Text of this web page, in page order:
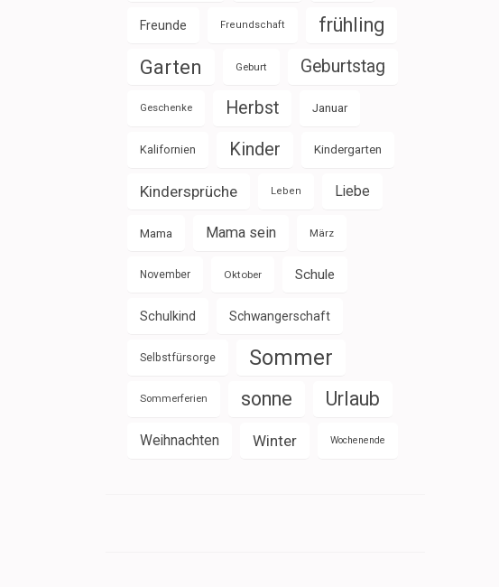
Freunde Freundschaft frühling
Garten Geburt Geburtstag
Geschenke Herbst Januar
Kalifornien Kinder Kindergarten
Kindersprüche Leben Liebe
Mama Mama sein März
November Oktober Schule
Schulkind Schwangerschaft
Selbstfürsorge Sommer
Sommerferien sonne Urlaub
Weihnachten Winter Wochenende